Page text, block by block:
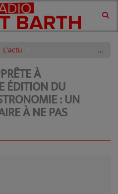
L'actu
À
ÉDITION DU
: UN
À NE PAS